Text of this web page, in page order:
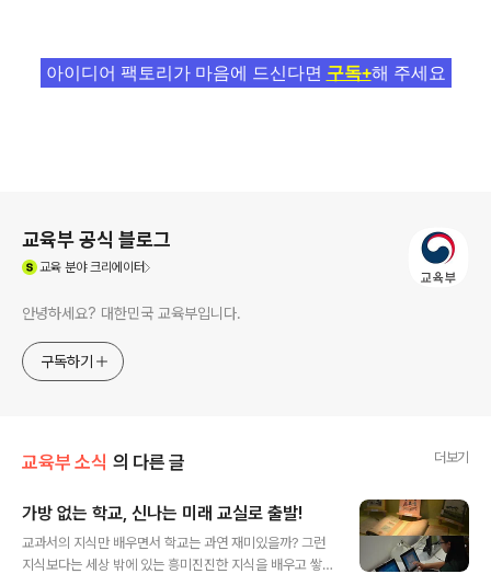
아이디어 팩토리가 마음에 드신다면 구독+해 주세요
교육부 공식 블로그
교육분야 크리에이터
안녕하세요? 대한민국 교육부입니다.
구독하기
교육부 소식 의 다른 글 더보기
가방 없는 학교, 신나는 미래 교실로 출발!
교과서의 지식만 배우면서 학교는 과연 재미있을까? 그런
지식보다는 세상 밖에 있는 흥미진진한 지식을 배우고 쌓